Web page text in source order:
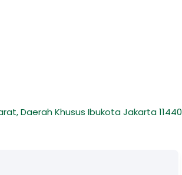
Daerah Khusus Ibukota Jakarta 11440